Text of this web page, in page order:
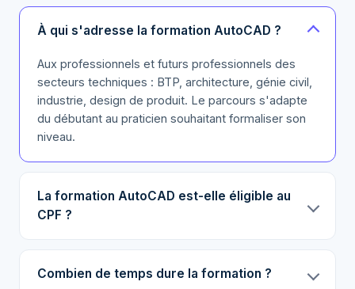
À qui s'adresse la formation AutoCAD ?
Aux professionnels et futurs professionnels des
secteurs techniques : BTP, architecture, génie civil,
industrie, design de produit. Le parcours s'adapte
du débutant au praticien souhaitant formaliser son
niveau.
La formation AutoCAD est-elle éligible au
CPF ?
Combien de temps dure la formation ?